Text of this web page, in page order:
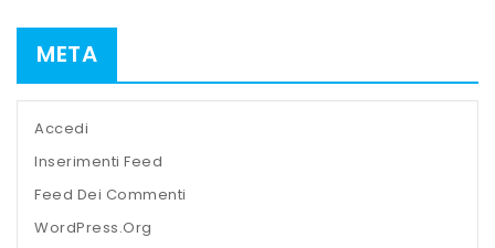
META
Accedi
Inserimenti Feed
Feed Dei Commenti
WordPress.org